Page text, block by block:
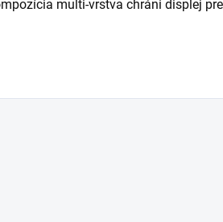
multi-vrstva chráni displej